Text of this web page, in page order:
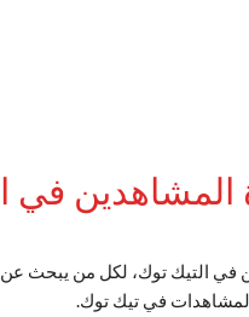
المشاهدين في
في تيك توك.